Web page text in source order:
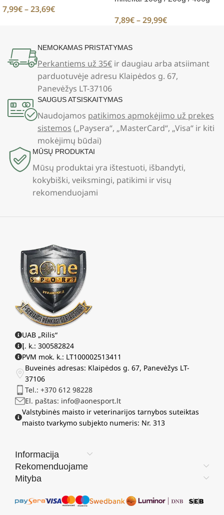
7,99€–23,69€
7,89€–29,99€
NEMOKAMAS PRISTATYMAS
Perkantiems už 35€ ir daugiau arba atsiimant
parduotuvėje adresu Klaipėdos g. 67,
Panevėžys LT-37106
SAUGUS ATSISKAITYMAS
Naudojamos patikimos apmokėjimo už prekes
sistemos („Paysera“, „MasterCard“, „Visa“ ir kiti
mokėjimų būdai)
MŪSŲ PRODUKTAI
Mūsų produktai yra ištestuoti, išbandyti,
kokybiški, veiksmingi, patikimi ir visų
rekomenduojami
UAB „Rilis“
Į. k.: 300582824
PVM mok. k.: LT100002513411
Buveinės adresas: Klaipėdos g. 67, Panevėžys LT-
37106
Tel.: +370 612 98228
El. paštas: info@aonesport.lt
Valstybinės maisto ir veterinarijos tarnybos suteiktas
maisto tvarkymo subjekto numeris: Nr. 313
Informacija
Rekomenduojame
Mityba